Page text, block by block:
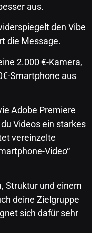
aus.
den Vibe
die Message.
2.000 €-Kamera,
Smartphone aus
Adobe Premiere
Videos ein starkes
vereinzelte
Video“
Struktur und einem
deine Zielgruppe
sich dafür sehr